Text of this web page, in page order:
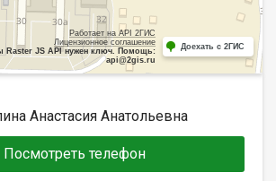
Работает на API 2ГИС
Лицензионное соглашение
Raster JS API нужен ключ. Помощь:
api@2gis.ru
Доехать с 2ГИС
Анастасия Анатольевна
Посмотреть телефон